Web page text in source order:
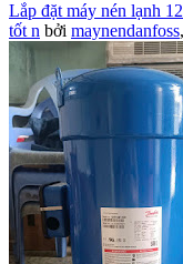
Lắp đặt máy nén lạnh
tốt n bởi maynendanfoss,